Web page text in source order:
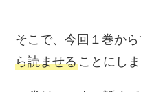
そこで、今回１巻か
ら読ませることにしま